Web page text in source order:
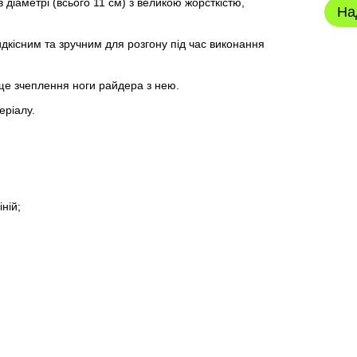
та зручним для розгону під час виконання
зчеплення ноги райдера з нею.